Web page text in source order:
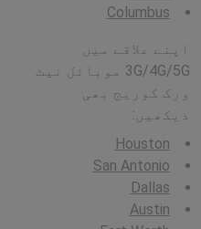
Columbus
اپنے علاقے میں
3G/4G/5G موبائل نیٹ
ورک کوریج بھی
دیکھیں:
Houston
San Antonio
Dallas
Austin